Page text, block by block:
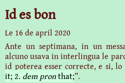
Id es bon
Le 16 de april 2020
Ante un septimana, in un
alcunousava in interlingua le
id poterea esser correcte, e si, lo
it; 2. dem pronthat;”.